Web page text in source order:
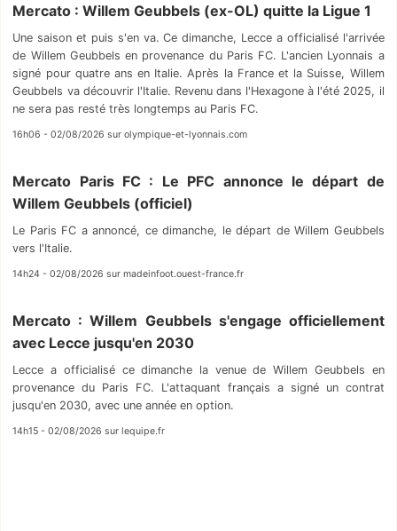
Mercato : Willem Geubbels (ex-OL) quitte la Ligue 1
Une saison et puis s'en va. Ce dimanche, Lecce a officialisé l'arrivée
de Willem Geubbels en provenance du Paris FC. L'ancien Lyonnais a
signé pour quatre ans en Italie. Après la France et la Suisse, Willem
Geubbels va découvrir l'Italie. Revenu dans l'Hexagone à l'été 2025, il
ne sera pas resté très longtemps au Paris FC.
16h06 - 02/08/2026 sur olympique-et-lyonnais.com
Mercato Paris FC : Le PFC annonce le départ de
Willem Geubbels (officiel)
Le Paris FC a annoncé, ce dimanche, le départ de Willem Geubbels
vers l'Italie.
14h24 - 02/08/2026 sur madeinfoot.ouest-france.fr
Mercato : Willem Geubbels s'engage officiellement
avec Lecce jusqu'en 2030
Lecce a officialisé ce dimanche la venue de Willem Geubbels en
provenance du Paris FC. L'attaquant français a signé un contrat
jusqu'en 2030, avec une année en option.
14h15 - 02/08/2026 sur lequipe.fr